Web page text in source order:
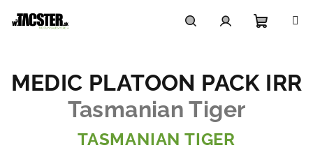
košík
MEDIC PLATOON PACK IRR
Tasmanian Tiger
TASMANIAN TIGER